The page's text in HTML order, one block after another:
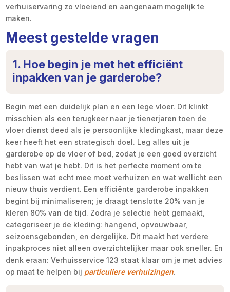
verhuiservaring zo vloeiend en aangenaam mogelijk te
maken.
Meest gestelde vragen
1. Hoe begin je met het efficiënt
inpakken van je garderobe?
Begin met een duidelijk plan en een lege vloer. Dit klinkt
misschien als een terugkeer naar je tienerjaren toen de
vloer dienst deed als je persoonlijke kledingkast, maar deze
keer heeft het een strategisch doel. Leg alles uit je
garderobe op de vloer of bed, zodat je een goed overzicht
hebt van wat je hebt. Dit is het perfecte moment om te
beslissen wat echt mee moet verhuizen en wat wellicht een
nieuw thuis verdient. Een efficiënte garderobe inpakken
begint bij minimaliseren; je draagt tenslotte 20% van je
kleren 80% van de tijd. Zodra je selectie hebt gemaakt,
categoriseer je de kleding: hangend, opvouwbaar,
seizoensgebonden, en dergelijke. Dit maakt het verdere
inpakproces niet alleen overzichtelijker maar ook sneller. En
denk eraan: Verhuisservice 123 staat klaar om je met advies
op maat te helpen bij particuliere verhuizingen.